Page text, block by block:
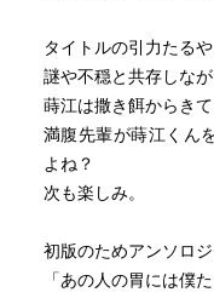
タイトルの引力たるや
謎や不穏と共存しな
蒔江は撒き餌からき
満腹先輩が蒔江くん
よね？
次も楽しみ。
初版のためアンソロジ
「あの人の胃には僕